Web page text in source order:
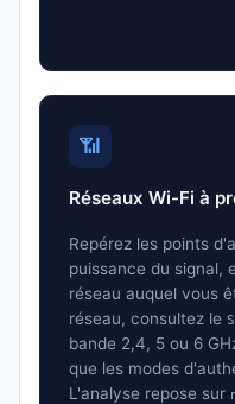
📶
Réseaux Wi-Fi à
Repérez les points
puissance du signal,
réseau auquel vous
réseau, consultez le
bande 2,4, 5 ou 6
que les modes
L'analyse repose sur